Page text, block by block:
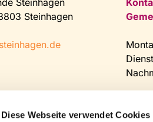
Diese Webseite verwendet Cookies
Steinhagen
Fax: